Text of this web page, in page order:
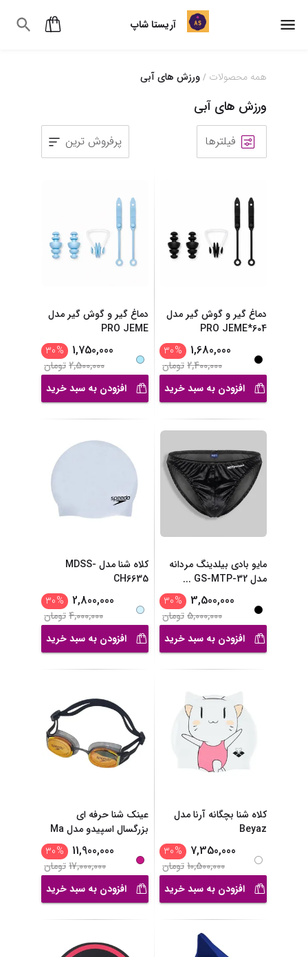
آریستا شاپ
همه محصولات / ورزش های آبی
ورزش های آبی
فیلترها پرفروش ترین
دماغ گیر و گوش گیر مدل
PRO JEME*604
1,680,000
%
30
2,400,000تومان
افزودن به سبد خرید
دماغ گیر و گوش گیر مدل
PRO JEME
1,750,000
%
30
2,500,000تومان
افزودن به سبد خرید
مایو بادی بیلدینگ مردانه
مدل GS-MTP-32
...
3,500,000
%
30
5,000,000تومان
افزودن به سبد خرید
کلاه شنا مدل MDSS-
CH6635
2,800,000
%
30
4,000,000تومان
افزودن به سبد خرید
کلاه شنا بچگانه آرنا مدل
Beyaz
7,350,000
%
30
10,500,000تومان
افزودن به سبد خرید
عینک شنا حرفه ای
بزرگسال اسپیدو مدل Ma
11,900,000
%
30
17,000,000تومان
افزودن به سبد خرید